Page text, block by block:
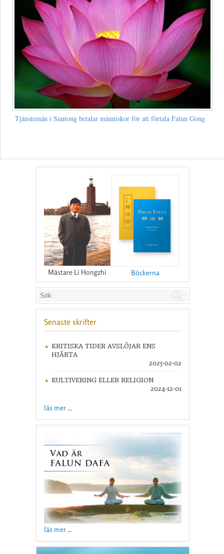
Tjänstemän i Suntong betalar människor för att förtala Falun Gong
Mästare Li Hongzhi Böckerna
Senaste skrifter
KRITISKA TIDER AVSLÖJAR ENS
HJÄRTA
2025-02-02
KULTIVERING ELLER RELIGION
2024-12-01
läs mer ...
läs mer ...